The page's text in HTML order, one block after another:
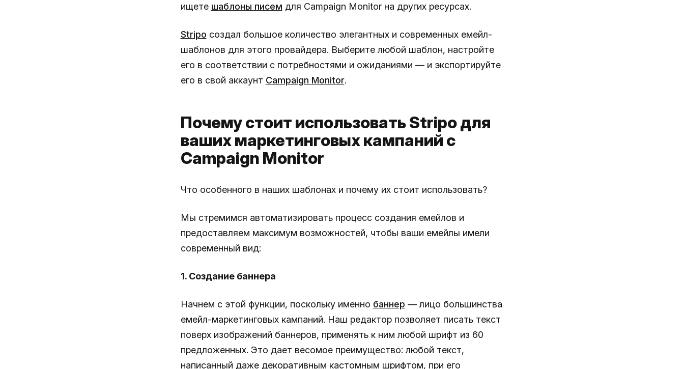
ищете шаблоны писем для Campaign Monitor на других ресурсах.
Stripo создал большое количество элегантных и современных емейл-
шаблонов для этого провайдера. Выберите любой шаблон, настройте
его в соответствии с потребностями и ожиданиями — и экспортируйте
его в свой аккаунт Campaign Monitor.
Почему стоит использовать Stripo для
ваших маркетинговых кампаний с
Campaign Monitor
Что особенного в наших шаблонах и почему их стоит использовать?
Мы стремимся автоматизировать процесс создания емейлов и
предоставляем максимум возможностей, чтобы ваши емейлы имели
современный вид:
1. Создание баннера
Начнем с этой функции, поскольку именно баннер — лицо большинства
емейл-маркетинговых кампаний. Наш редактор позволяет писать текст
поверх изображений баннеров, применять к ним любой шрифт из 60
предложенных. Это дает весомое преимущество: любой текст,
написанный даже декоративным кастомным шрифтом, при его